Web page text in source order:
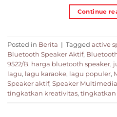
Continue
Posted in Berita | Tagged active
Bluetooth Speaker Aktif,
9522/B, harga bluetooth speaker,
lagu, lagu karaoke, lagu populer,
Speaker aktif, Speaker Multimedia
tingkatkan kreativitas, tingkatkan